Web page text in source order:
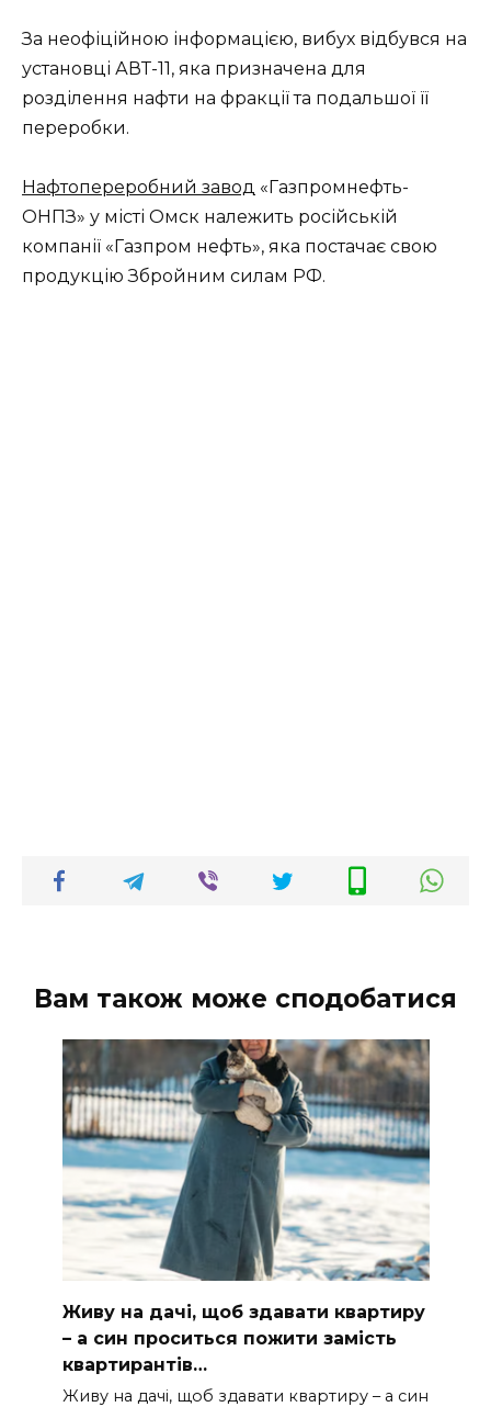
За неофіційною інформацією, вибух відбувся на
установці АВТ-11, яка призначена для
розділення нафти на фракції та подальшої її
переробки.
Нафтопереробний завод «Газпромнефть-
ОНПЗ» у місті Омск належить російській
компанії «Газпром нефть», яка постачає свою
продукцію Збройним силам РФ.
Вам також може сподобатися
Живу на дачі, щоб здавати квартиру
– а син проситься пожити замість
квартирантів…
Живу на дачі, щоб здавати квартиру – а син